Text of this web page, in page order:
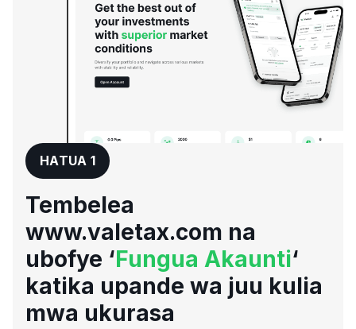
HATUA 1
Tembelea
www.valetax.com na
ubofye ‘Fungua Akaunti‘
katika upande wa juu kulia
mwa ukurasa